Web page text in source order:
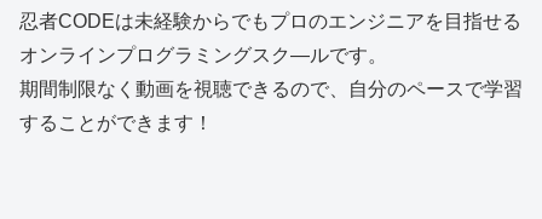
忍者CODEは未経験からでもプロのエンジニアを目指せる
オンラインプログラミングスク―ルです。
期間制限なく動画を視聴できるので、自分のペースで学習
することができます！